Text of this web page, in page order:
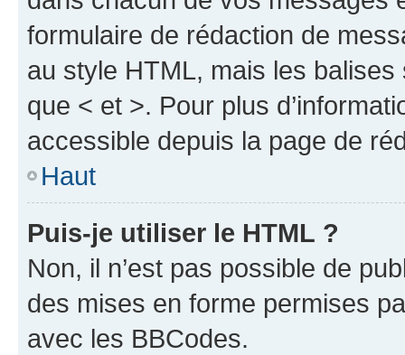
formulaire de rédaction de
au style HTML, mais les
que < et >. Pour plus
accessible depuis la page de
Haut
Puis-je utiliser le HTML ?
Non, il n’est pas possible de
des mises en forme permises
avec les BBCodes.